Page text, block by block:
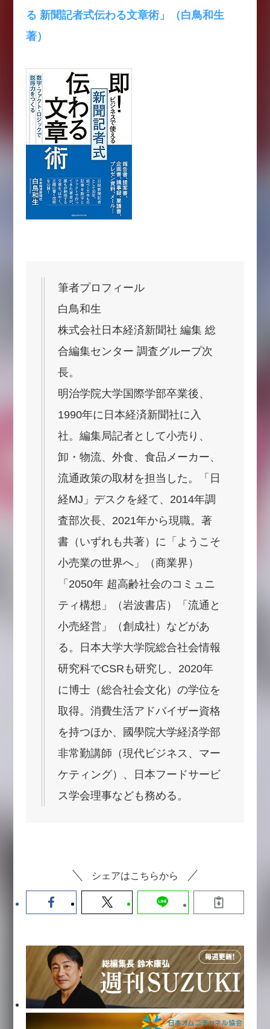
る 新聞記者式伝わる文章術」（白鳥和生
著）
筆者プロフィール
白鳥和生
株式会社日本経済新聞社 編集 総
合編集センター 調査グループ次
長。
明治学院大学国際学部卒業後、
1990年に日本経済新聞社に入
社。編集局記者として小売り、
卸・物流、外食、食品メーカー、
流通政策の取材を担当した。「日
経MJ」デスクを経て、2014年調
査部次長、2021年から現職。著
書（いずれも共著）に「ようこそ
小売業の世界へ」（商業界）
「2050年 超高齢社会のコミュニ
ティ構想」（岩波書店）「流通と
小売経営」（創成社）などがあ
る。日本大学大学院総合社会情報
研究科でCSRも研究し、2020年
に博士（総合社会文化）の学位を
取得。消費生活アドバイザー資格
を持つほか、國學院大学経済学部
非常勤講師（現代ビジネス、マー
ケティング）、日本フードサービ
ス学会理事なども務める。
シェアはこちらから